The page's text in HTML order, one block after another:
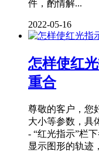
件，酌情解...
2022-05-16
怎样使红
重合
尊敬的客户，您
大小等参数，具
- “红光指示”栏
显示图形的轨迹